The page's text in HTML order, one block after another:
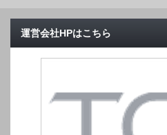
運営会社HPはこちら